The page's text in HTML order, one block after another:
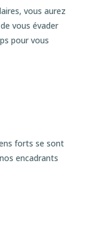
vous aurez
vous évader
pour vous
forts se sont
encadrants